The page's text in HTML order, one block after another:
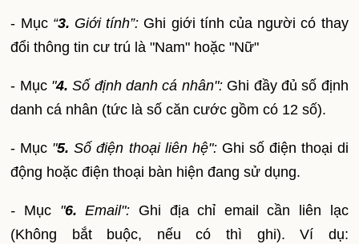
- Mục “3. Giới tính”: Ghi giới tính của người có thay
đổi thông tin cư trú là "Nam" hoặc "Nữ"
- Mục "4. Số định danh cá nhân": Ghi đầy đủ số định
danh cá nhân (tức là số căn cước gồm có 12 số).
- Mục "5.Số điện thoại liên hệ": Ghi số điện thoại di
động hoặc điện thoại bàn hiện đang sử dụng.
- Mục "6. Email": Ghi địa chỉ email cần liên lạc
(Không bắt buộc, nếu có thì ghi). Ví dụ: